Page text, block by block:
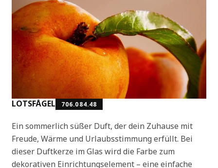
LOTSFÅGEL 706.084.48
Ein sommerlich süßer Duft, der dein Zuhause mit
Freude, Wärme und Urlaubsstimmung erfüllt. Bei
dieser Duftkerze im Glas wird die Farbe zum
dekorativen Einrichtungselement – eine einfache